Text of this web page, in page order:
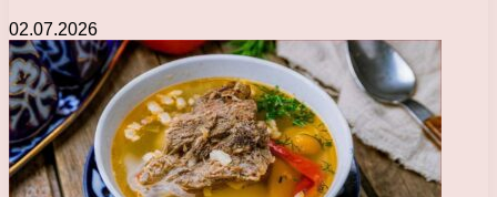
02.07.2026